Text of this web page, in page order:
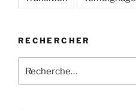
RECHERCHER
pour